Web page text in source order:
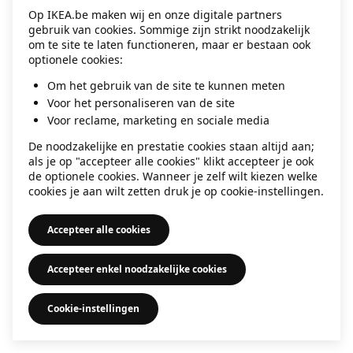
information).
Op IKEA.be maken wij en onze digitale partners
gebruik van cookies. Sommige zijn strikt noodzakelijk
om te site te laten functioneren, maar er bestaan ook
optionele cookies:
Om het gebruik van de site te kunnen meten
Voor het personaliseren van de site
Voor reclame, marketing en sociale media
De noodzakelijke en prestatie cookies staan altijd aan;
als je op "accepteer alle cookies" klikt accepteer je ook
de optionele cookies. Wanneer je zelf wilt kiezen welke
cookies je aan wilt zetten druk je op cookie-instellingen.
Accepteer alle cookies
Accepteer enkel noodzakelijke cookies
Cookie-instellingen